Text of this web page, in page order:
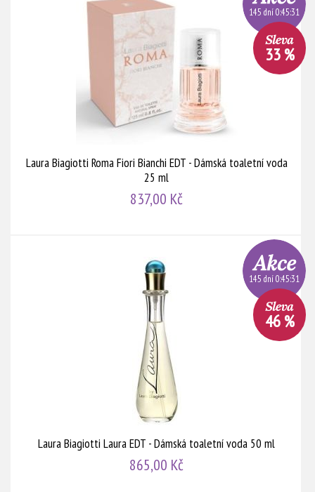
Laura Biagiotti Roma Fiori Bianchi EDT - Dámská toaletní voda
25 ml
837,00 Kč
145 dní 0:45:30
33 %
Laura Biagiotti Laura EDT - Dámská toaletní voda 50 ml
865,00 Kč
145 dní 0:45:30
46 %